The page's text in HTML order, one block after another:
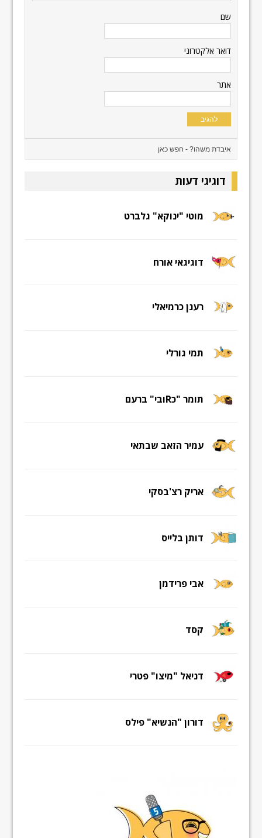
שם
דואר אלקטרוני
אתר
דוגיגי דעות
מוטי "ינוקא" גלברט
דוגיגאי אורח
רענן כרמיאלי
תמי גורלי
תומר "כRובי" ברעם
עמיר הזאב שבתאי
אריק רצ'בסקי
דותן בלייס
אבי פרידמן
קסד
דניאל "מיצו" פטרי
דורון "הנשיא" פילס